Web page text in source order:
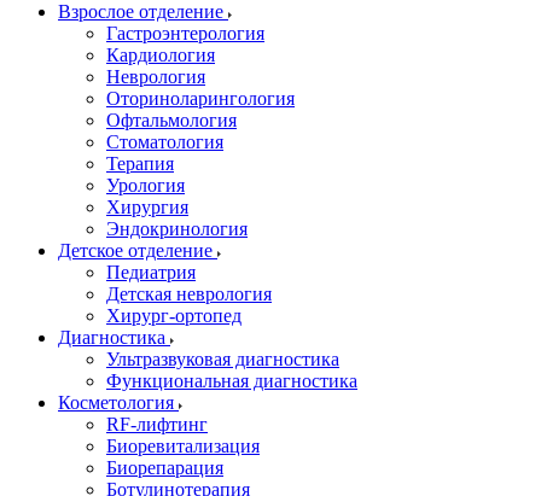
Взрослое отделение
Гастроэнтерология
Кардиология
Неврология
Оториноларингология
Офтальмология
Стоматология
Терапия
Урология
Хирургия
Эндокринология
Детское отделение
Педиатрия
Детская неврология
Хирург-ортопед
Диагностика
Ультразвуковая диагностика
Функциональная диагностика
Косметология
RF-лифтинг
Биоревитализация
Биорепарация
Ботулинотерапия